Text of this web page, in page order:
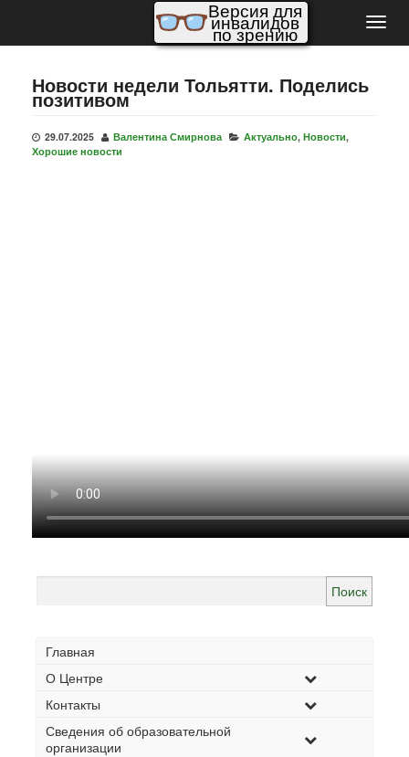
Версия для
инвалидов
по зрению
Новости недели Тольятти. Поделись
позитивом
29.07.2025 Валентина Смирнова Актуально, Новости,
Хорошие новости
Главная
О Центре
Контакты
Сведения об образовательной
организации